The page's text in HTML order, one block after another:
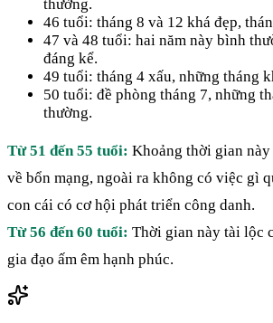
thường.
46 tuổi: tháng 8 và 12 khá đẹp,
47 và 48 tuổi: hai năm này bình
đáng kể.
49 tuổi: tháng 4 xấu, những tháng
50 tuổi: đề phòng tháng 7, những
thường.
Từ 51 đến 55 tuổi: Khoảng thời gian này
về bổn mạng, ngoài ra không có việc gì
con cái có cơ hội phát triển công danh.
Từ 56 đến 60 tuổi: Thời gian này tài lộc
gia đạo ấm êm hạnh phúc.